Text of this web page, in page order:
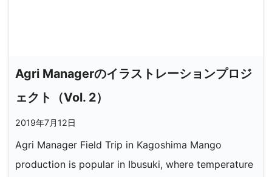
Agri Managerのイラストレーションプロジ
ェクト（Vol. 2）
2019年7月12日
Agri Manager Field Trip in Kagoshima Mango
production is popular in Ibusuki, where temperature